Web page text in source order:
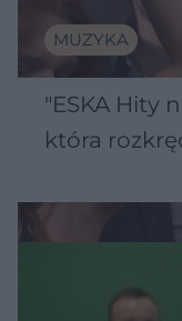
MUZYKA
"ESKA Hity
która